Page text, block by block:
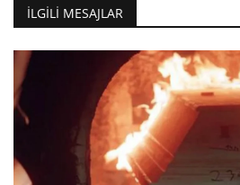
İLGILI MESAJLAR